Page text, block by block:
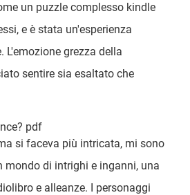
un puzzle complesso kindle
e è stata un'esperienza
L'emozione grezza della
sentire sia esaltato che
pdf
si faceva più intricata, mi sono
mondo di intrighi e inganni, una
e alleanze. I personaggi